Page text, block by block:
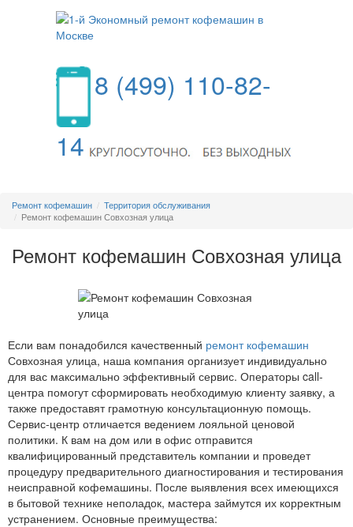
8 (499) 110-82-
14
Ремонт кофемашин
Территория обслуживания
Ремонт кофемашин Совхозная улица
Ремонт кофемашин Совхозная улица
Если вам понадобился качественный ремонт кофемашин
Совхозная улица, наша компания организует индивидуально
для вас максимально эффективный сервис. Операторы call-
центра помогут сформировать необходимую клиенту заявку, а
также предоставят грамотную консультационную помощь.
Сервис-центр отличается ведением лояльной ценовой
политики. К вам на дом или в офис отправится
квалифицированный представитель компании и проведет
процедуру предварительного диагностирования и тестирования
неисправной кофемашины. После выявления всех имеющихся
в бытовой технике неполадок, мастера займутся их корректным
устранением. Основные преимущества: